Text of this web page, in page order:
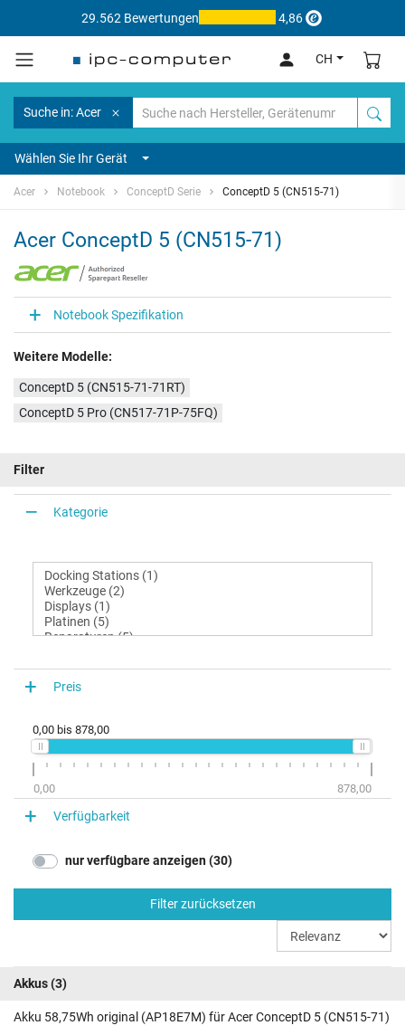
29.562 Bewertungen 4,86
CH
Suche in: Acer
Wählen Sie Ihr Gerät
Acer Notebook ConceptD Serie ConceptD 5 (CN515-71)
Acer ConceptD 5 (CN515-71)
Notebook Spezifikation
Weitere Modelle:
ConceptD 5 (CN515-71-71RT)
ConceptD 5 Pro (CN517-71P-75FQ)
Filter
Kategorie
Preis
0,00 bis 878,00
0,00 878,00
Verfügbarkeit
nur verfügbare anzeigen (30)
Filter zurücksetzen
Akkus(3)
Akku 58,75Wh original (AP18E7M) für Acer ConceptD 5 (CN515-71)